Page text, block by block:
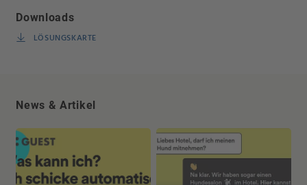
Downloads
LÖSUNGSKARTE
News & Artikel